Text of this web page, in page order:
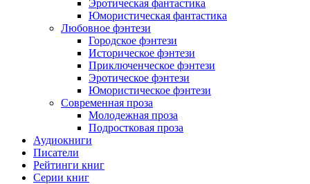
Эротическая фантастика
Юмористическая фантастика
Любовное фэнтези
Городское фэнтези
Историческое фэнтези
Приключенческое фэнтези
Эротическое фэнтези
Юмористическое фэнтези
Современная проза
Молодежная проза
Подростковая проза
Аудиокниги
Писатели
Рейтинги книг
Серии книг